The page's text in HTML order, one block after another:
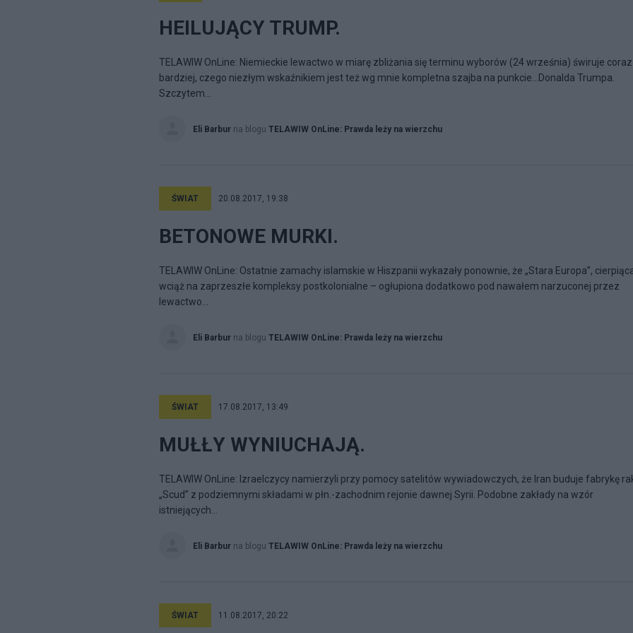
HEILUJĄCY TRUMP.
TELAWIW OnLine: Niemieckie lewactwo w miarę zbliżania się terminu wyborów (24 września) świruje coraz
bardziej, czego niezłym wskaźnikiem jest też wg mnie kompletna szajba na punkcie...Donalda Trumpa.
Szczytem...
Eli Barbur na blogu TELAWIW OnLine: Prawda leży na wierzchu
ŚWIAT 20.08.2017, 19:38
BETONOWE MURKI.
TELAWIW OnLine: Ostatnie zamachy islamskie w Hiszpanii wykazały ponownie, że „Stara Europa”,
wciąż na zaprzeszłe kompleksy postkolonialne – ogłupiona dodatkowo pod nawałem narzuconej przez
lewactwo...
Eli Barbur na blogu TELAWIW OnLine: Prawda leży na wierzchu
ŚWIAT 17.08.2017, 13:49
MUŁŁY WYNIUCHAJĄ.
TELAWIW OnLine: Izraelczycy namierzyli przy pomocy satelitów wywiadowczych, że Iran buduje fabrykę
„Scud” z podziemnymi składami w płn.-zachodnim rejonie dawnej Syrii. Podobne zakłady na wzór
istniejących...
Eli Barbur na blogu TELAWIW OnLine: Prawda leży na wierzchu
ŚWIAT 11.08.2017, 20:22